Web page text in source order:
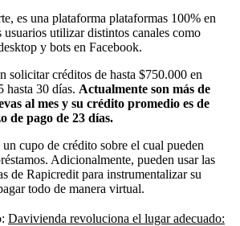
es una plataforma plataformas 100% en
usuarios utilizar distintos canales como
y bots en Facebook.
solicitar créditos de hasta $750.000 en
hasta 30 días. Actualmente son más de
al mes y su crédito promedio es de
de pago de 23 días.
cupo de crédito sobre el cual pueden
Adicionalmente, pueden usar las
de Rapicredit para instrumentalizar su
todo de manera virtual.
Davivienda revoluciona el lugar adecuado: